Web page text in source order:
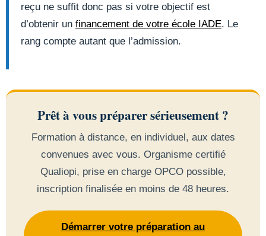
reçu ne suffit donc pas si votre objectif est
d’obtenir un financement de votre école IADE. Le
rang compte autant que l’admission.
Prêt à vous préparer sérieusement ?
Formation à distance, en individuel, aux dates
convenues avec vous. Organisme certifié
Qualiopi, prise en charge OPCO possible,
inscription finalisée en moins de 48 heures.
Démarrer votre préparation au